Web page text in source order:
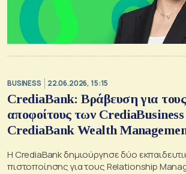
BUSINESS 22.06.2026, 15:15
CrediaBank: Βράβευση για
αποφοίτους των
CrediaBank Wealth
Η CrediaBank δημιούργησε δύο
πιστοποίησης για τους Relationship